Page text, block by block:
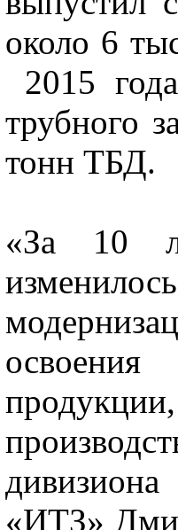
около 6
2015
трубного
тонн ТБД.
«За 10
«ИТЗ»